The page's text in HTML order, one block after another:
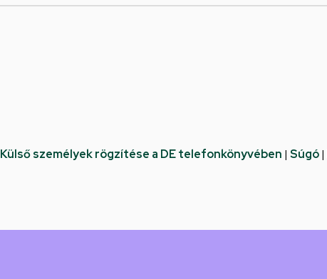
Külső személyek rögzítése a DE telefonkönyvében | Súgó|